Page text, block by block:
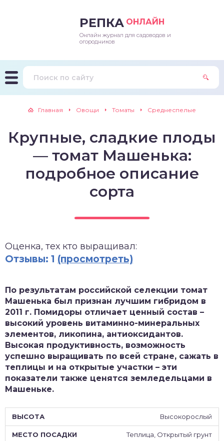
РЕПКА ОНЛАЙН
Онлайн журнал для садоводов и
огородников
Главная Овощи Томаты Среднеспелые
Крупные, сладкие плоды
— томат Машенька:
подробное описание
сорта
Оценка, тех кто выращивал:
Отзывы: 1 (просмотреть)
По результатам российской селекции томат
Машенька был признан лучшим гибридом в
2011 г. Помидоры отличает ценный состав –
высокий уровень витаминно-минеральных
элементов, ликопина, антиоксидантов.
Высокая продуктивность, возможность
успешно выращивать по всей стране, сажать в
теплицы и на открытые участки – эти
показатели также ценятся земледельцами в
Машеньке.
Высокорослый
Теплица, Открытый грунт
и подкормки